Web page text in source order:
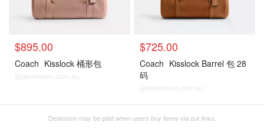
$895.00
Coach Kisslock 桶形包
@dealmoon.com.au
$725.00
Coach Kisslock Barrel 包 28
码
@dealmoon.com.au
Dealmoon may be paid when users buy items via our links.